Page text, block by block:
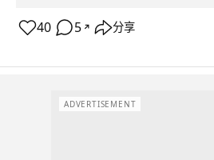
40 5 ↗ 分享
ADVERTISEMENT